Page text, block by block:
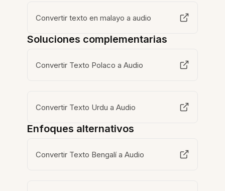
Convertir texto en malayo a audio
Soluciones complementarias
Convertir Texto Polaco a Audio
Convertir Texto Urdu a Audio
Enfoques alternativos
Convertir Texto Bengalí a Audio